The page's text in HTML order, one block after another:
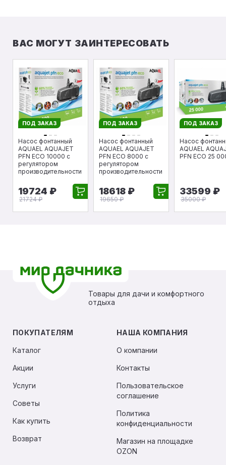
ВАС МОГУТ ЗАИНТЕРЕСОВАТЬ
ПОД ЗАКАЗ
Насос фонтанный
AQUAEL AQUAJET
PFN ECO 10000 с
регулятором
производительности
19724 ₽
21724 ₽
ПОД ЗАКАЗ
Насос фонтанный
AQUAEL AQUAJET
PFN ECO 8000 с
регулятором
производительности
18618 ₽
19650 ₽
ПОД ЗАКАЗ
Насос
AQUAEL
PFN ECO 25
33599 ₽
35000 ₽
Товары для дачи и комфортного
отдыха
ПОКУПАТЕЛЯМ
Каталог
Акции
Услуги
Советы
Как купить
Возврат
НАША КОМПАНИЯ
О компании
Контакты
Пользовательское
соглашение
Политика
конфиденциальности
Магазин на площадке
OZON